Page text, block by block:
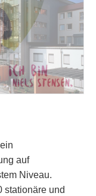
auf
Niveau.
stationäre und